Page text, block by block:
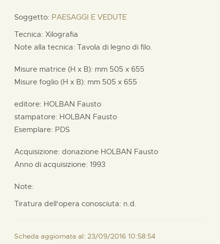
Soggetto: PAESAGGI E VEDUTE
Tecnica: Xilografia
Note alla tecnica: Tavola di legno di filo.
Misure matrice (H x B): mm 505 x 655
Misure foglio (H x B): mm 505 x 655
editore: HOLBAN Fausto
stampatore: HOLBAN Fausto
Esemplare: PDS
Acquisizione: donazione HOLBAN Fausto
Anno di acquisizione: 1993
Note:
Tiratura dell'opera conosciuta: n.d.
Scheda aggiornata al: 23/09/2016 10:58:54